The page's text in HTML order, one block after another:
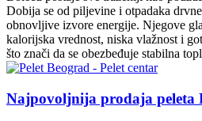
Dobija se od piljevine i otpadaka
obnovljive izvore energije. Njegove
kalorijska vrednost, niska vlažnost i
što znači da se obezbeđuje stabilna
Najpovoljnija prodaja peleta